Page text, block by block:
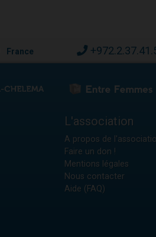
France
L'association
A propos de
Faire un don !
Mentions légales
Nous contacter
Aide (FAQ)